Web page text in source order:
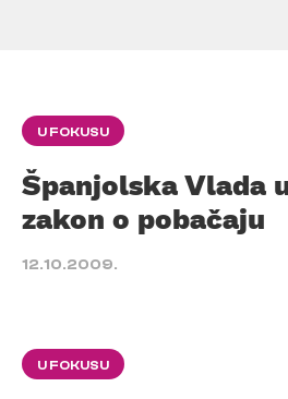
U FOKUSU
Španjolska Vlada
zakon o pobačaju
12.10.2009.
U FOKUSU